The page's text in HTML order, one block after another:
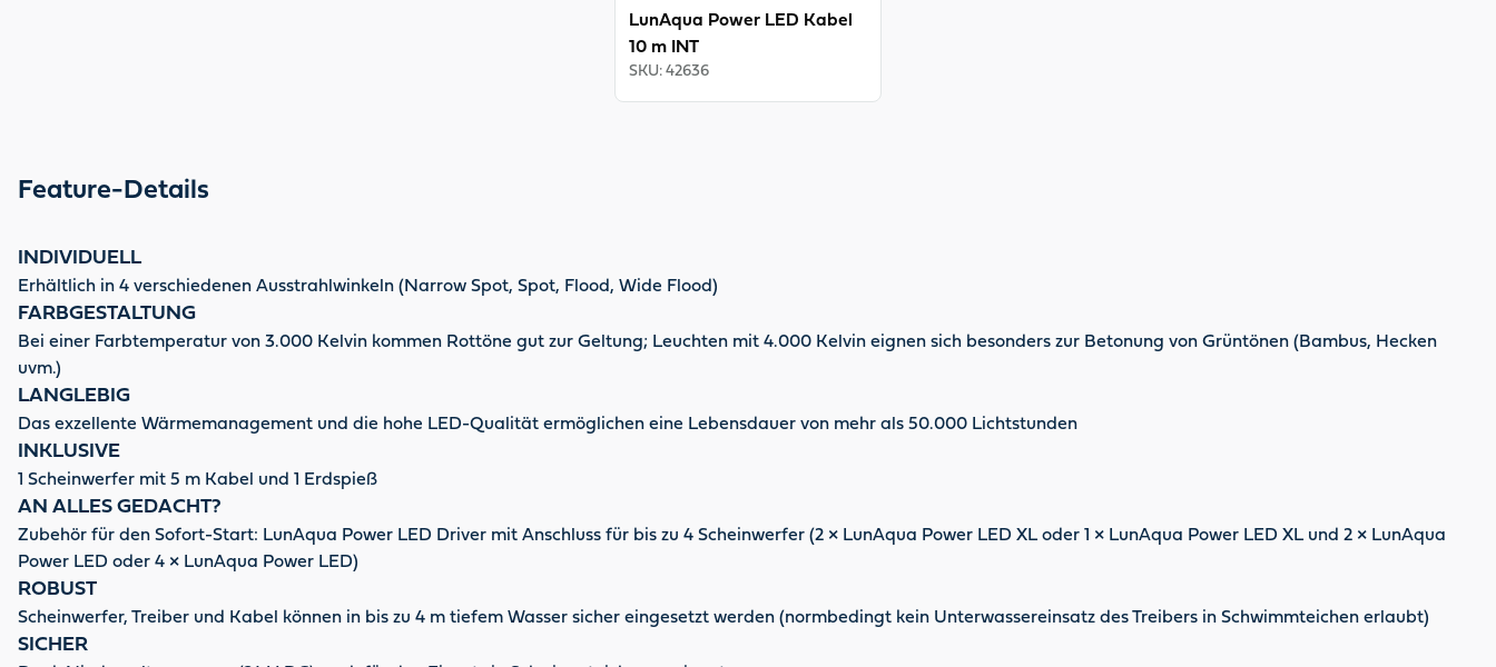
LunAqua Power LED Kabel
10 m INT
SKU: 42636
Feature-Details
INDIVIDUELL
Erhältlich in 4 verschiedenen Ausstrahlwinkeln (Narrow Spot, Spot, Flood, Wide Flood)
FARBGESTALTUNG
Bei einer Farbtemperatur von 3.000 Kelvin kommen Rottöne gut zur Geltung; Leuchten mit 4.000 Kelvin eignen sich besonders zur Betonung von Grüntönen (Bambus, Hecken
uvm.)
LANGLEBIG
Das exzellente Wärmemanagement und die hohe LED-Qualität ermöglichen eine Lebensdauer von mehr als 50.000 Lichtstunden
INKLUSIVE
1 Scheinwerfer mit 5 m Kabel und 1 Erdspieß
AN ALLES GEDACHT?
Zubehör für den Sofort-Start: LunAqua Power LED Driver mit Anschluss für bis zu 4 Scheinwerfer (2 × LunAqua Power LED XL oder 1 × LunAqua Power LED XL und 2 × LunAqua
Power LED oder 4 × LunAqua Power LED)
ROBUST
Scheinwerfer, Treiber und Kabel können in bis zu 4 m tiefem Wasser sicher eingesetzt werden (normbedingt kein Unterwassereinsatz des Treibers in Schwimmteichen erlaubt)
SICHER